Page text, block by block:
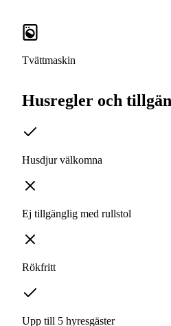
Tvättmaskin
Husregler och
Husdjur välkomna
Ej tillgänglig med rullstol
Rökfritt
Upp till 5 hyresgäster